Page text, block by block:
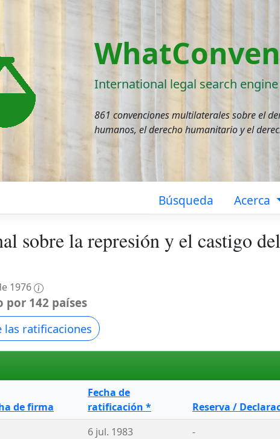
International legal search engine
861 convenciones multilaterales sobre el
humanos, el derecho humanitario y el
Búsqueda Acerca
sobre la represión y el castigo
1976
por 142 países
las ratificaciones
de firma
Fecha de
ratificación *
Reserva /
6 jul. 1983
-